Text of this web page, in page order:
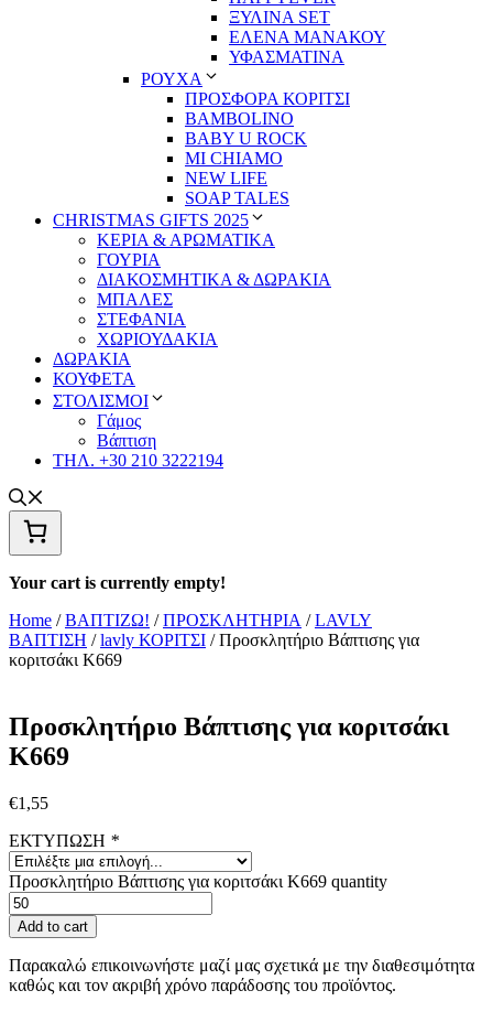
ΞΥΛΙΝΑ SET
ΕΛΕΝΑ ΜΑΝΑΚΟΥ
ΥΦΑΣΜΑΤΙΝΑ
ΡΟΥΧΑ
ΠΡΟΣΦΟΡΑ ΚΟΡΙΤΣΙ
BAMBOLINO
BABY U ROCK
MI CHIAMO
NEW LIFE
SOAP TALES
CHRISTMAS GIFTS 2025
ΚΕΡΙΑ & ΑΡΩΜΑΤΙΚΑ
ΓΟΥΡΙΑ
ΔΙΑΚΟΣΜΗΤΙΚΑ & ΔΩΡΑΚΙΑ
ΜΠΑΛΕΣ
ΣΤΕΦΑΝΙΑ
ΧΩΡΙΟΥΔΑΚΙΑ
ΔΩΡΑΚΙΑ
ΚΟΥΦΕΤΑ
ΣΤΟΛΙΣΜΟΙ
Γάμος
Βάπτιση
ΤΗΛ. +30 210 3222194
Your cart is currently empty!
Home /ΒΑΠΤΙΖΩ! /ΠΡΟΣΚΛΗΤΗΡΙΑ /LAVLY
ΒΑΠΤΙΣΗ /lavly ΚΟΡΙΤΣΙ / Προσκλητήριο Βάπτισης για
κοριτσάκι Κ669
Προσκλητήριο Βάπτισης για κοριτσάκι
Κ669
€1,55
ΕΚΤΥΠΩΣΗ *
Προσκλητήριο Βάπτισης για κοριτσάκι Κ669 quantity
Add to cart
Παρακαλώ επικοινωνήστε μαζί μας σχετικά με την διαθεσιμότητα
καθώς και τον ακριβή χρόνο παράδοσης του προϊόντος.